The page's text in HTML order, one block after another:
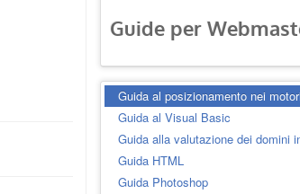
Guide per
Guida al posizionamento nei
Guida al Visual Basic
Guida alla valutazione dei domini
Guida HTML
Guida Photoshop